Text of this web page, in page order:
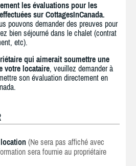
les évaluations pour les
sur CottagesInCanada.
pouvons demander des preuves pour
bien séjourné dans le chalet (contrat
etc).
qui aimerait soumettre une
votre locataire, veuillez demander à
son évaluation directement en
(Ne sera pas affiché avec
sera fournie au propriétaire